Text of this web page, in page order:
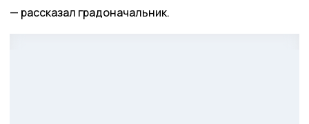
рассказал градоначальник.